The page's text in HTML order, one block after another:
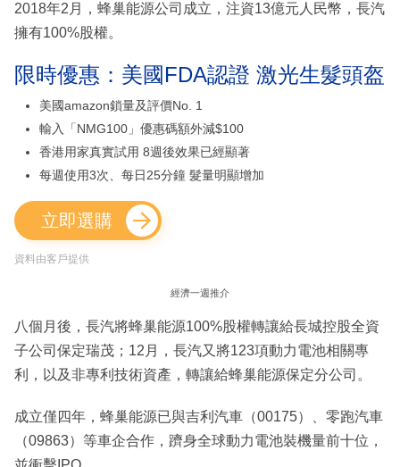
2018年2月，蜂巢能源公司成立，注資13億元人民幣，長汽
擁有100%股權。
限時優惠：美國FDA認證 激光生髮頭盔
美國amazon鎖量及評價No. 1
輸入「NMG100」優惠碼額外減$100
香港用家真實試用 8週後效果已經顯著
每週使用3次、每日25分鐘 髮量明顯增加
立即選購
資料由客戶提供
經濟一週推介
八個月後，長汽將蜂巢能源100%股權轉讓給長城控股全資
子公司保定瑞茂；12月，長汽又將123項動力電池相關專
利，以及非專利技術資產，轉讓給蜂巢能源保定分公司。
成立僅四年，蜂巢能源已與吉利汽車（00175）、零跑汽車
（09863）等車企合作，躋身全球動力電池裝機量前十位，